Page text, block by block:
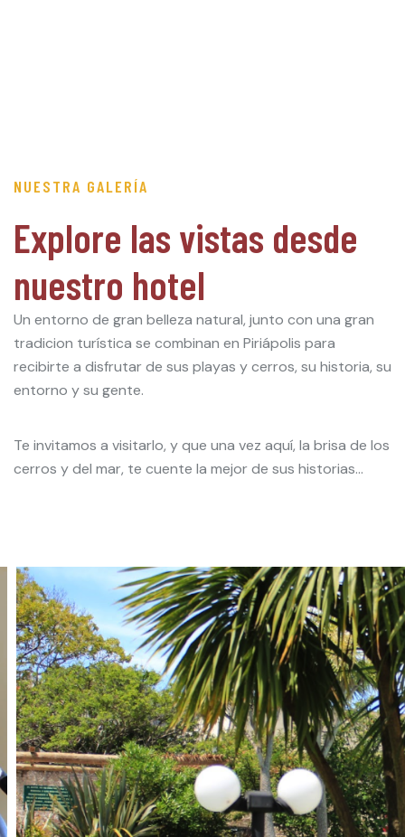
NUESTRA GALERÍA
Explore las vistas desde
nuestro hotel
Un entorno de gran belleza natural, junto con una gran
tradicion turística se combinan en Piriápolis para
recibirte a disfrutar de sus playas y cerros, su historia, su
entorno y su gente.
Te invitamos a visitarlo, y que una vez aquí, la brisa de los
cerros y del mar, te cuente la mejor de sus historias...